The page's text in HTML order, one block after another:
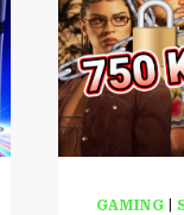
GAMING